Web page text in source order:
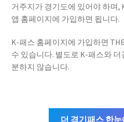
거주지가 경기도에 있어야 하며,
앱 홈페이지에 가입하면 됩니다.
K-패스 홈페이지에 가입하면
수 있습니다. 별도로 K-패스와
분하지 않습니다.
더 경기패스 한눈